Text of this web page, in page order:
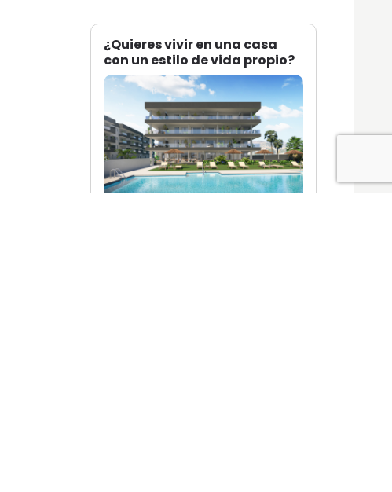
¿Quieres vivir en una casa
con un estilo de vida propio?